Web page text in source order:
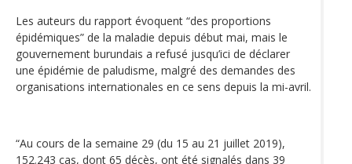
Les auteurs du rapport évoquent “des proportions
épidémiques” de la maladie depuis début mai, mais le
gouvernement burundais a refusé jusqu’ici de déclarer
une épidémie de paludisme, malgré des demandes des
organisations internationales en ce sens depuis la mi-avril.
“Au cours de la semaine 29 (du 15 au 21 juillet 2019),
152.243 cas, dont 65 décès, ont été signalés dans 39